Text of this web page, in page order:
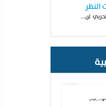
النظر
لن...